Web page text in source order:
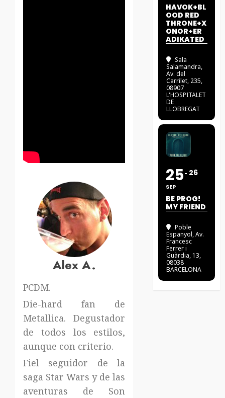
Alex A.
PCDM.
Die-hard fan de
Metallica. Degustador
de todos los estilos,
aunque con criterio.
Fiel seguidor de la
saga Star Wars y de las
aventuras de Son
HAVOK+BL
OOD RED
THRONE+X
ONOR+ER
ADIKATED
Sala
Salamandra,
Av. del
Carrilet, 235,
08907
L'HOSPITALET
DE
LLOBREGAT
25
SEP
26
BE PROG!
MY FRIEND
Poble
Espanyol, Av.
Francesc
Ferrer i
Guàrdia, 13,
08038
BARCELONA